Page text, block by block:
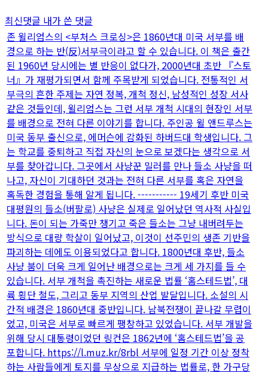
최신댓글 내가 쓴 댓글
존 윌리엄스의 <부처스 크로싱>은 1860년대 미국 서부를 배
경으로 하는 반(反)서부극이라고 할 수 있습니다. 이 책은 출간
된 1960년 당시에는 별 반응이 없다가, 2000년대 초반 『스토
너』가 재평가되면서 함께 주목받게 되었습니다. 전통적인 서
부극의 흔한 주제는 자연 정복, 개척 정신, 남성적인 성장 서사
같은 것들인데, 윌리엄스는 그런 서부 개척 시대의 현장인 서부
를 배경으로 전혀 다른 이야기를 합니다. 주인공 윌 앤드루스는
미국 동부 출신으로, 에머슨에 감화된 하버드대 학생입니다. 그
는 학교를 중퇴하고 직접 자신의 눈으로 보겠다는 생각으로 서
부를 찾아갑니다. 그곳에서 사냥꾼 밀러를 만나 들소 사냥을 떠
나고, 자신이 기대하던 것과는 전혀 다른 서부를 혹은 자연을
혹독한 경험을 통해 알게 됩니다. ----------- 19세기 후반 미국
대평원의 들소(버팔로) 사냥은 실제로 일어났던 역사적 사실입
니다. 돈이 되는 가죽만 챙기고 죽은 들소는 그냥 내버려두는
방식으로 대량 학살이 일어났고, 이것이 선주민의 생존 기반을
파괴하는 데에도 이용되었다고 합니다. 1800년대 후반, 들소
사냥 붐이 더욱 크게 일어난 배경으로는 크게 세 가지를 들 수
있습니다. 서부 개척을 촉진하는 새로운 법률 ‘홈스테드법’, 대
륙 횡단 철도, 그리고 동부 지역의 산업 발달입니다. 소설의 시
간적 배경은 1860년대 중반입니다. 남북전쟁이 끝나갈 무렵이
었고, 미국은 서부로 빠르게 팽창하고 있었습니다. 서부 개발을
위해 당시 대통령이었던 링컨은 1862년에 ‘홈스테드법’을 공
포합니다. https://l.muz.kr/8rbl 서부에 일정 기간 이상 정착
하는 사람들에게 토지를 무상으로 지급하는 법률로, 한 가구당